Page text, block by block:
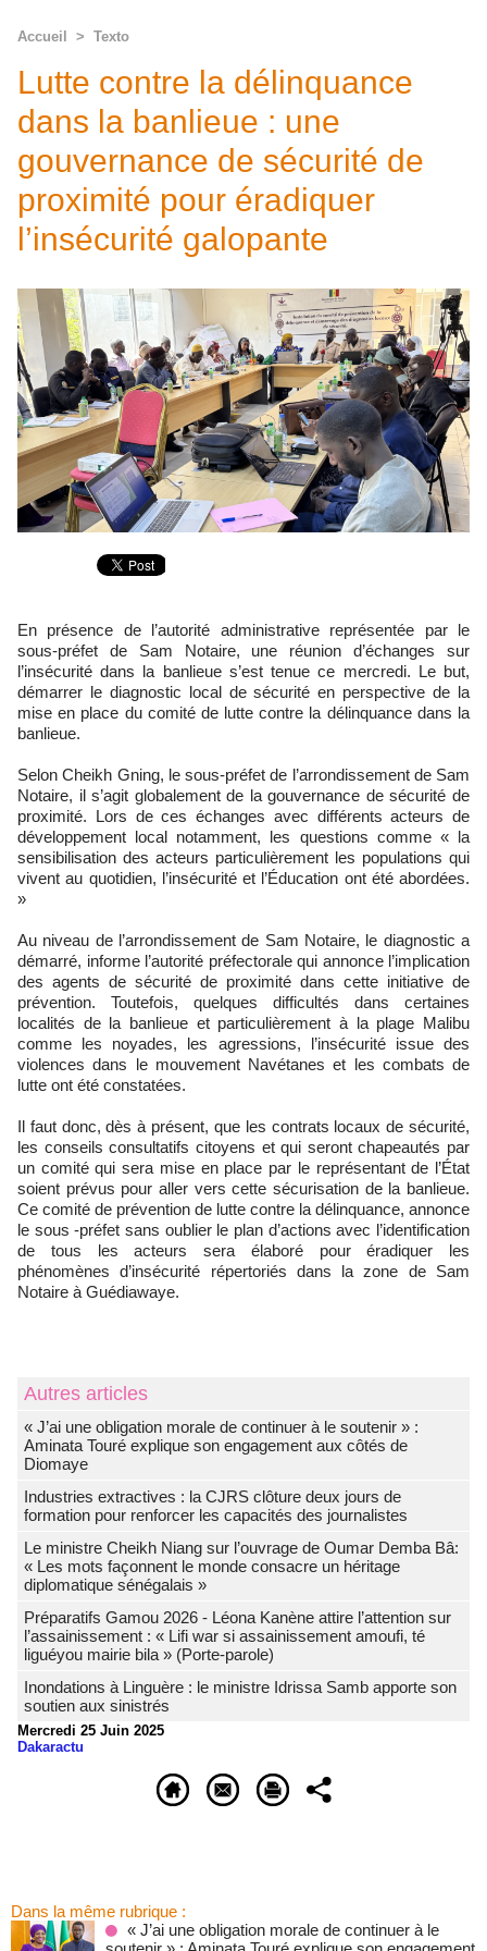
Accueil > Texto
Lutte contre la délinquance
dans la banlieue : une
gouvernance de sécurité de
proximité pour éradiquer
l’insécurité galopante
En présence de l’autorité administrative représentée par le
sous-préfet de Sam Notaire, une réunion d’échanges sur
l’insécurité dans la banlieue s’est tenue ce mercredi. Le but,
démarrer le diagnostic local de sécurité en perspective de la
mise en place du comité de lutte contre la délinquance dans la
banlieue.
Selon Cheikh Gning, le sous-préfet de l’arrondissement de Sam
Notaire, il s’agit globalement de la gouvernance de sécurité de
proximité. Lors de ces échanges avec différents acteurs de
développement local notamment, les questions comme « la
sensibilisation des acteurs particulièrement les populations qui
vivent au quotidien, l’insécurité et l’Éducation ont été abordées.
»
Au niveau de l’arrondissement de Sam Notaire, le diagnostic a
démarré, informe l’autorité préfectorale qui annonce l’implication
des agents de sécurité de proximité dans cette initiative de
prévention. Toutefois, quelques difficultés dans certaines
localités de la banlieue et particulièrement à la plage Malibu
comme les noyades, les agressions, l’insécurité issue des
violences dans le mouvement Navétanes et les combats de
lutte ont été constatées.
Il faut donc, dès à présent, que les contrats locaux de sécurité,
les conseils consultatifs citoyens et qui seront chapeautés par
un comité qui sera mise en place par le représentant de l’État
soient prévus pour aller vers cette sécurisation de la banlieue.
Ce comité de prévention de lutte contre la délinquance, annonce
le sous -préfet sans oublier le plan d’actions avec l’identification
de tous les acteurs sera élaboré pour éradiquer les
phénomènes d’insécurité répertoriés dans la zone de Sam
Notaire à Guédiawaye.
Autres articles
« J’ai une obligation morale de continuer à le soutenir » :
Aminata Touré explique son engagement aux côtés de
Diomaye
Industries extractives : la CJRS clôture deux jours de
formation pour renforcer les capacités des journalistes
Le ministre Cheikh Niang sur l’ouvrage de Oumar Demba Bâ:
« Les mots façonnent le monde consacre un héritage
diplomatique sénégalais »
Préparatifs Gamou 2026 - Léona Kanène attire l’attention sur
l’assainissement : « Lifi war si assainissement amoufi, té
liguéyou mairie bila » (Porte-parole)
Inondations à Linguère : le ministre Idrissa Samb apporte son
soutien aux sinistrés
Mercredi 25 Juin 2025
Dakaractu
Dans la même rubrique :
« J’ai une obligation morale de continuer à le